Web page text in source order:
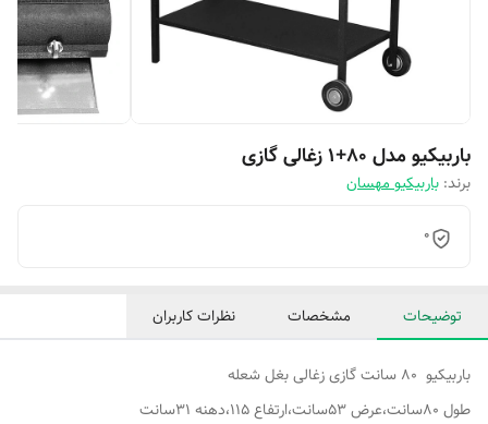
باربیکیو مدل 80+1 زغالی گازی
برند: باربیکیو مهسان
0
توضیحات مشخصات نظرات کاربران
باربیکیو 80 سانت گازی زغالی بغل شعله
طول 80سانت،عرض 53سانت،ارتفاع 115،دهنه 31سانت